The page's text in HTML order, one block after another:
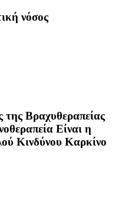
νόσος
Βραχυθεραπείας
Είναι η
Κινδύνου Καρκίνο